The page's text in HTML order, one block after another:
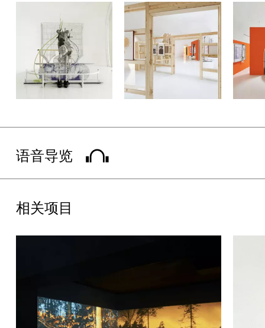
感谢Kvadrat对本次展览的特别支持，以及法国驻华使馆提供的展
览支持。展览由多乐士提供独家环保墙面方案支持，真力提供独家
音响设备与技术支持。同时亦感谢尤伦斯艺术基金会理事会、
UCCA国际委员会、UCCA青年赞助人、首席战略合作伙伴阿那
亚、首席艺读伙伴DIOR迪奥、联合战略合作伙伴彭博、沃捷集团
和垠艺生物，以及特约战略合作伙伴巴可、多乐士、真力和Stey
长期以来的宝贵支持。
括2期线上对话、1期影像艺术交流与1期身体工作坊。2期线上对话
会中对环境的抵抗与对个体情感的微妙捕捉。在影像艺术交流中，
艺术评论家、艺术电影导演等一起讨论被解构、被编辑的图像叙
关于艺术家
大卫·杜阿尔
语音导览
相关项目